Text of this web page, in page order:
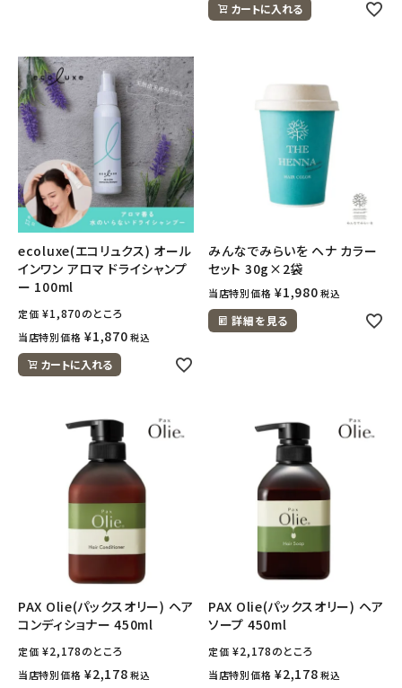
カートに入れる
ecoluxe(エコリュクス) オール
インワン アロマ ドライシャンプ
ー 100ml
定価 ¥1,870のところ
当店特別価格 ¥1,870 税込
カートに入れる
みんなでみらいを ヘナ カラー
セット 30g×2袋
当店特別価格 ¥1,980 税込
詳細を見る
PAX Olie(パックスオリー) ヘア
コンディショナー 450ml
定価 ¥2,178のところ
当店特別価格 ¥2,178 税込
PAX Olie(パックスオリー) ヘア
ソープ 450ml
定価 ¥2,178のところ
当店特別価格 ¥2,178 税込